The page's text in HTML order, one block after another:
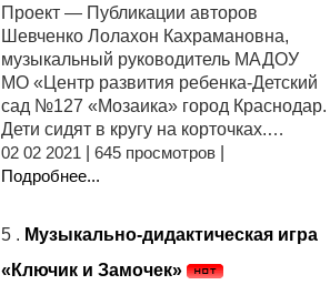
Проект — Публикации авторов
Шевченко Лолахон Кахрамановна,
музыкальный руководитель МАДОУ
МО «Центр развития ребенка-Детский
сад №127 «Мозаика» город Краснодар.
Дети сидят в кругу на корточках.…
02 02 2021
645 просмотров
Подробнее...
5 . Музыкально-дидактическая игра
«Ключик и Замочек»